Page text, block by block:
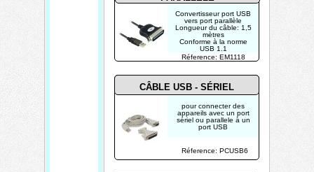
Convertisseur port USB
vers port parallèle
Longueur du câble: 1,5
mètres
Conforme à la norme
USB 1.1
Supporte l'interface
parallèle IEEE1284
fonctionnement
bidirectionnel
pour connecter des
appareils avec un port
sériel ou parallele à un
port USB
Réference: EM1118
Réference: PCUSB6
CÂBLE USB - SÉRIEL